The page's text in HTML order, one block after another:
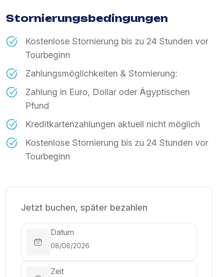
Stornierungsbedingungen
Kostenlose Stornierung bis zu 24 Stunden vor
Tourbeginn
Zahlungsmöglichkeiten & Stornierung:
Zahlung in Euro, Dollar oder Ägyptischen
Pfund
Kreditkartenzahlungen aktuell nicht möglich
Kostenlose Stornierung bis zu 24 Stunden vor
Tourbeginn
Jetzt buchen, später bezahlen
Datum
Zeit